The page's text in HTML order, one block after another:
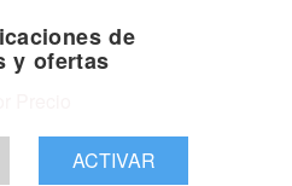
de
y ofertas
ACTIVAR